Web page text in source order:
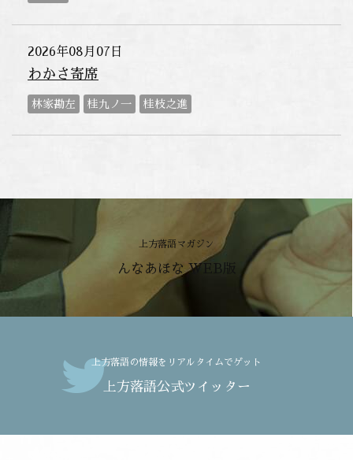
2026年08月07日
わかさ寄席
林家勘左 桂九ノ一 桂枝之進
上方落語マガジン
んなあほな WEB版
上方落語の情報をリアルタイムでゲット
上方落語公式ツイッター